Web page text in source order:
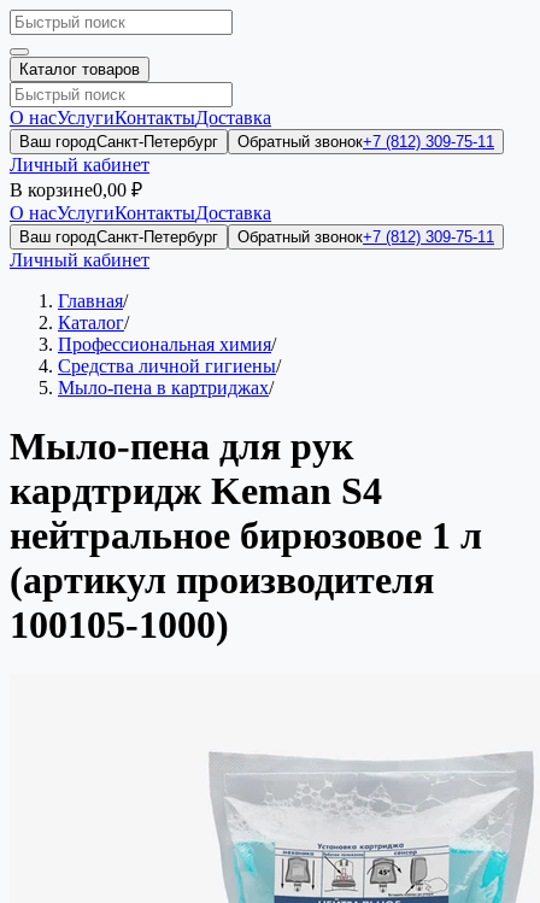
Каталог товаров
О насУслугиКонтактыДоставка
Ваш городСанкт-Петербург Обратный звонок+7 (812) 309-75-11
Личный кабинет
В корзине0,00 ₽
О насУслугиКонтактыДоставка
Ваш городСанкт-Петербург Обратный звонок+7 (812) 309-75-11
Личный кабинет
Главная/
Каталог/
Профессиональная химия/
Средства личной гигиены/
Мыло-пена в картриджах/
Мыло-пена для рук
кардтридж Keman S4
нейтральное бирюзовое 1 л
(артикул производителя
100105-1000)